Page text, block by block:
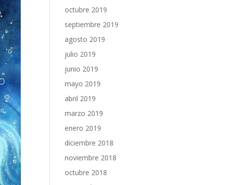
octubre 2019
septiembre 2019
agosto 2019
julio 2019
junio 2019
mayo 2019
abril 2019
marzo 2019
enero 2019
diciembre 2018
noviembre 2018
octubre 2018